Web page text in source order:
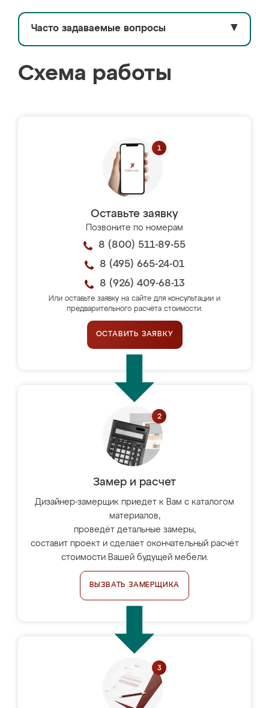
Часто задаваемые вопросы ▼
Схема работы
Оставьте заявку
Позвоните по номерам
8 (800) 511-89-55
8 (495) 665-24-01
8 (926) 409-68-13
Или оставьте заявку на сайте для консультации и
предварительного расчёта стоимости.
ОСТАВИТЬ ЗАЯВКУ
Замер и расчет
Дизайнер-замерщик приедет к Вам с каталогом
материалов,
проведёт детальные замеры,
составит проект и сделает окончательный расчёт
стоимости Вашей будущей мебели.
ВЫЗВАТЬ ЗАМЕРЩИКА